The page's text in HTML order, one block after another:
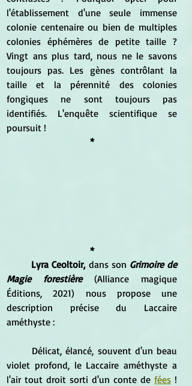
l'établissement d'une seule immense
colonie centenaire ou bien de multiples
colonies éphémères de petite taille ?
Vingt ans plus tard, nous ne le savons
toujours pas. Les gènes contrôlant la
taille et la pérennité des colonies
fongiques ne sont toujours pas
identifiés. L'enquête scientifique se
poursuit !
*
*
Lyra Ceoltoir, dans son Grimoire de
Magie forestière (Alliance magique
Éditions, 2021) nous propose une
description précise du Laccaire
améthyste :
violet profond, le Laccaire améthyste a
l'air tout droit sorti d'un conte de fées !